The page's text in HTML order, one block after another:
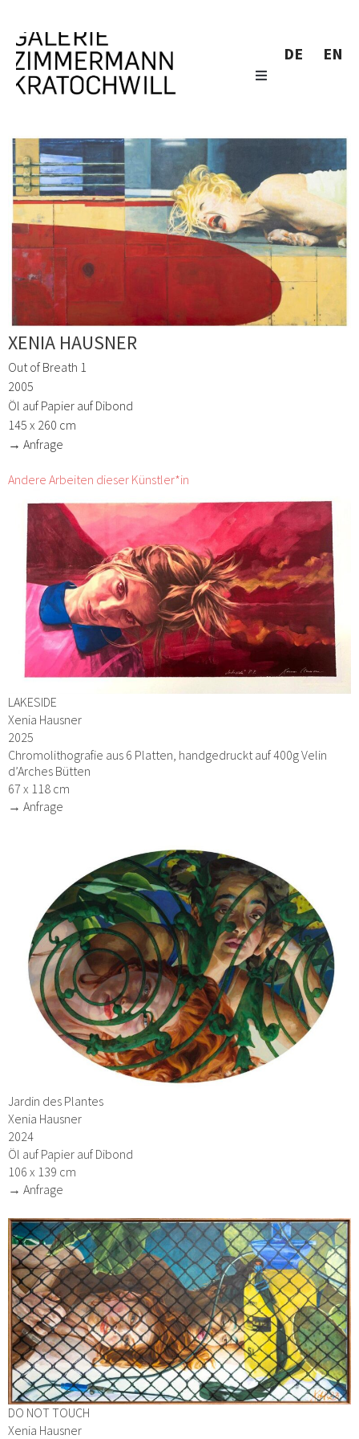
DE EN
XENIA HAUSNER
Out of Breath 1
2005
Öl auf Papier auf Dibond
145 x 260 cm
→ Anfrage
Andere Arbeiten dieser Künstler*in
LAKESIDE
Xenia Hausner
2025
Chromolithografie aus 6 Platten, handgedruckt auf 400g Velin
d’Arches Bütten
67 x 118 cm
→ Anfrage
Jardin des Plantes
Xenia Hausner
2024
Öl auf Papier auf Dibond
106 x 139 cm
→ Anfrage
DO NOT TOUCH
Xenia Hausner